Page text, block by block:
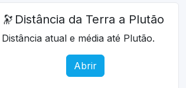
🔭 Distância da Terra a Plutão
Distância atual e média até Plutão.
Abrir